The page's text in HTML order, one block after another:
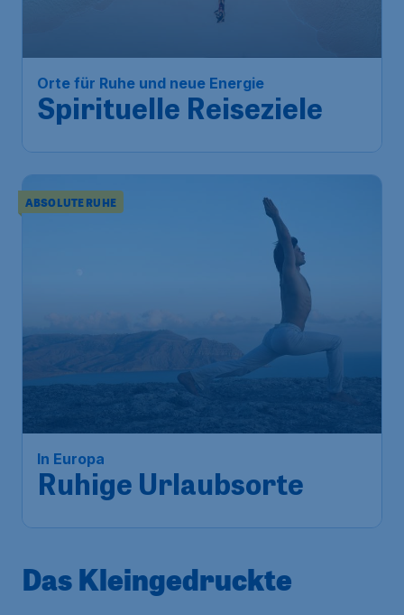
Orte für Ruhe und neue Energie
Spirituelle Reiseziele
ABSOLUTE RUHE
In Europa
Ruhige Urlaubsorte
Das Kleingedruckte